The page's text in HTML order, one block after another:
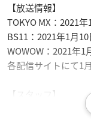
【放送情報】
TOKYO MX：2021
BS11：2021年1月
WOWOW：2021年
各配信サイトにて1
【スタッフ】